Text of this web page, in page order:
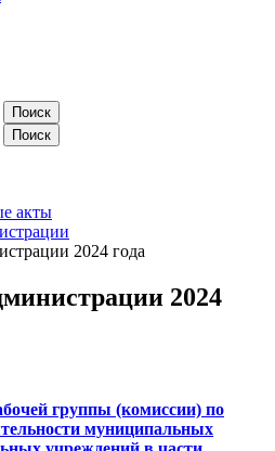
акты
2024 года
2024
группы (комиссии) по
муниципальных